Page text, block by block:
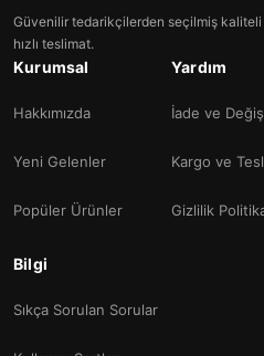
Güvenilir tedarikçilerden seçilmiş
hızlı teslimat.
Kurumsal
Hakkımızda
Yeni Gelenler
Popüler Ürünler
Yardım
İade ve
Kargo ve
Gizlilik
Bilgi
Sıkça Sorulan Sorular